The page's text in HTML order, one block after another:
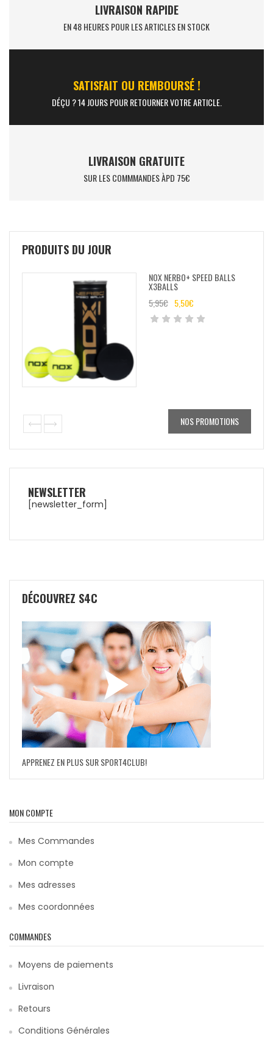
LIVRAISON RAPIDE
EN 48 HEURES POUR LES ARTICLES EN STOCK
SATISFAIT OU REMBOURSÉ !
DÉÇU ? 14 JOURS POUR RETOURNER VOTRE ARTICLE.
LIVRAISON GRATUITE
SUR LES COMMMANDES ÀPD 75€
PRODUITS DU JOUR
NOX NERBO+ SPEED BALLS
X3BALLS
5,95€ 5,50€
NOS PROMOTIONS
NEWSLETTER
[newsletter_form]
DÉCOUVREZ S4C
APPRENEZ EN PLUS SUR SPORT4CLUB!
MON COMPTE
Mes Commandes
Mon compte
Mes adresses
Mes coordonnées
COMMANDES
Moyens de paiements
Livraison
Retours
Conditions Générales